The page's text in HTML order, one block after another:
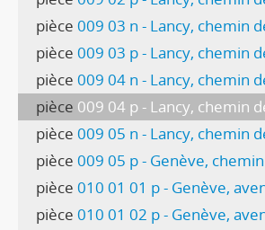
pièce 009 03 n - Lancy, chemin de
pièce 009 03 p - Lancy, chemin de
pièce 009 04 n - Lancy, chemin de
pièce 009 04 p - Lancy, chemin de
pièce 009 05 n - Lancy, chemin de
pièce 009 05 p - Genève, chemin de
pièce 010 01 01 p - Genève, avenue de la Jonction : atelier
pièce 010 01 02 p - Genève, avenue de la Jonction : atelier